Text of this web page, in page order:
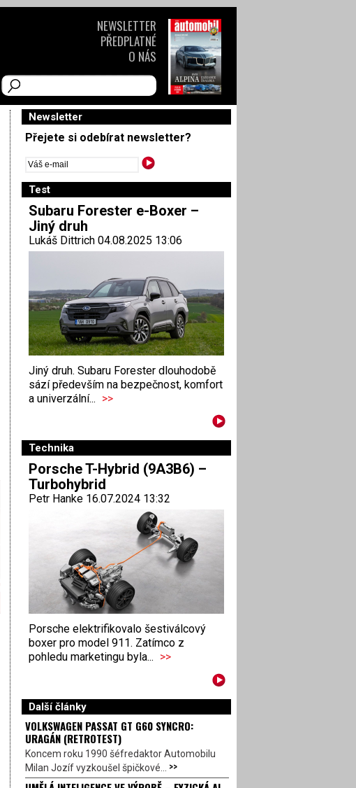
Newsletter
Přejete si odebírat newsletter?
Test
Subaru Forester e-Boxer –
Jiný druh
Lukáš Dittrich 04.08.2025 13:06
Jiný druh. Subaru Forester dlouhodobě
sází především na bezpečnost, komfort
a univerzální... >>
Technika
Porsche T-Hybrid (9A3B6) –
Turbohybrid
Petr Hanke 16.07.2024 13:32
Porsche elektrifikovalo šestiválcový
boxer pro model 911. Zatímco z
pohledu marketingu byla... >>
Další články
VOLKSWAGEN PASSAT GT G60 SYNCRO:
URAGÁN (RETROTEST)
Koncem roku 1990 šéfredaktor Automobilu
Milan Jozíf vyzkoušel špičkové... >>
NEWSLETTER
PŘEDPLATNÉ
O NÁS